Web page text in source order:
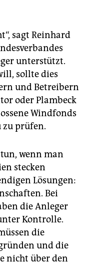
sagt Reinhard
unterstützt.
sollte dies
und Betreibern
oder Plambeck
Windfonds
zu prüfen.
wenn man
stecken
Lösungen:
Bei
die Anleger
Kontrolle.
die
und die
nicht über den